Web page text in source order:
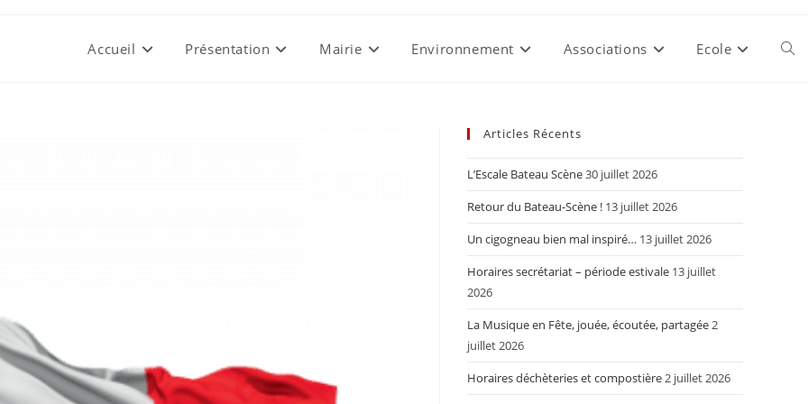
Accueil Présentation Mairie Environnement Associations Ecole
Articles Récents
L’Escale Bateau Scène30 juillet 2026
Retour du Bateau-Scène ! 13 juillet 2026
Un cigogneau bien mal inspiré… 13 juillet 2026
Horaires secrétariat – période estivale 13 juillet
2026
La Musique en Fête, jouée, écoutée, partagée2
juillet 2026
Horaires déchèteries et compostière2 juillet 2026